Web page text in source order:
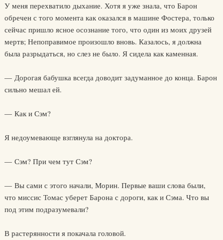
У меня перехватило дыхание. Хотя я уже знала, что Барон
обречен с того момента как оказался в машине Фостера, только
сейчас пришло ясное осознание того, что один из моих друзей
мертв; Непоправимое произошло вновь. Казалось, я должна
была разрыдаться, но слез не было. Я сидела как каменная.
— Дорогая бабушка всегда доводит задуманное до конца. Барон
сильно мешал ей.
— Как и Сэм?
Я недоумевающе взглянула на доктора.
— Сэм? При чем тут Сэм?
— Вы сами с этого начали, Морин. Первые ваши слова были,
что миссис Томас уберет Барона с дороги, как и Сэма. Что вы
под этим подразумевали?
В растерянности я покачала головой.